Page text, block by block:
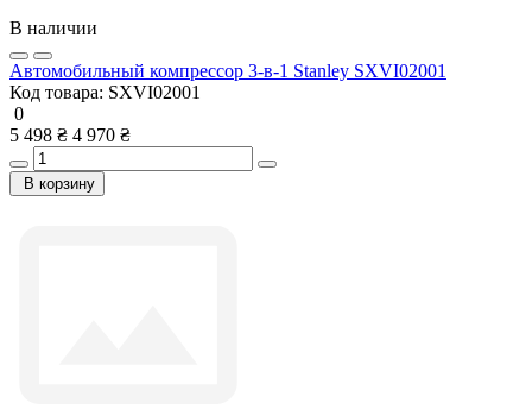
В наличии
Автомобильный компрессор 3-в-1 Stanley SXVI02001
Код товара: SXVI02001
0
5 498 ₴ 4 970 ₴
В корзину